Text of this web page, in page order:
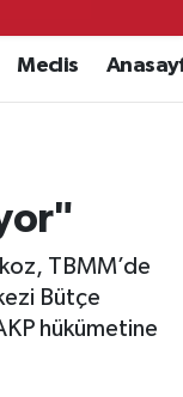
Meclis
TBMM’de
Bütçe
hükümetine